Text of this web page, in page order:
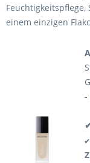
einem einzigen
-
✔